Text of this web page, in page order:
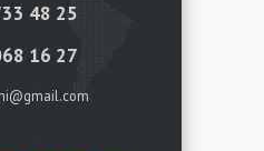
48 25
16 27